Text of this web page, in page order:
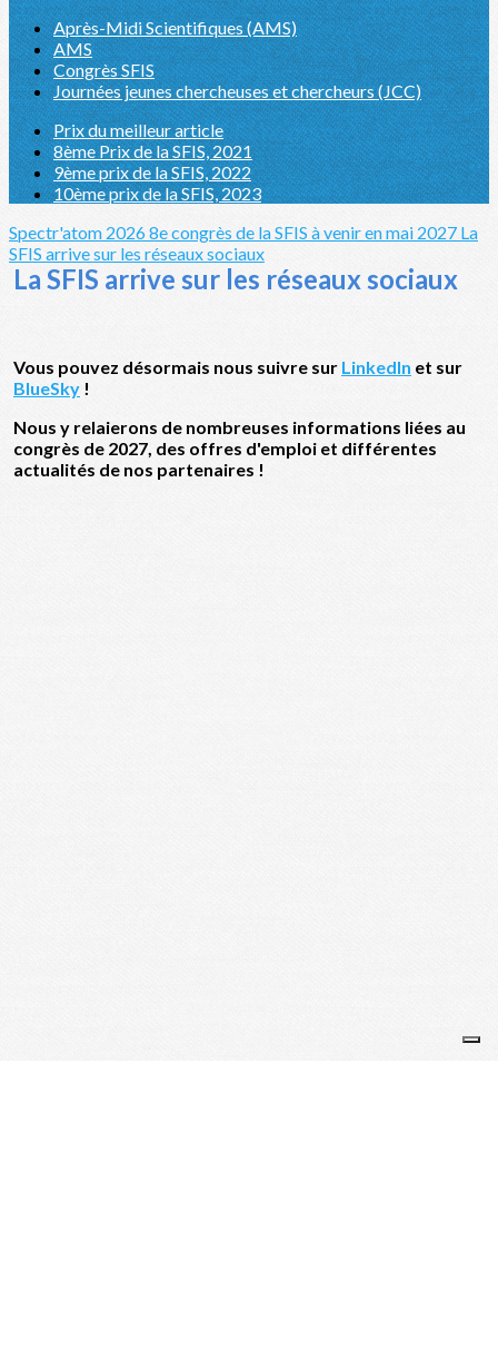
Après-Midi Scientifiques (AMS)
AMS
Congrès SFIS
Journées jeunes chercheuses et chercheurs (JCC)
Prix du meilleur article
8ème Prix de la SFIS, 2021
9ème prix de la SFIS, 2022
10ème prix de la SFIS, 2023
Spectr'atom 20268e congrès de la SFIS à venir en mai 2027 La
SFIS arrive sur les réseaux sociaux
La SFIS arrive sur les réseaux sociaux
Vous pouvez désormais nous suivre sur LinkedIn et sur
BlueSky !
Nous y relaierons de nombreuses informations liées au
congrès de 2027, des offres d'emploi et différentes
actualités de nos partenaires !